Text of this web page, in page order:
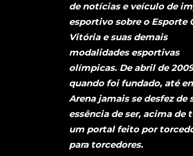
de notícias e veículo de
esportivo sobre o Esporte
Vitória e suas demais
modalidades esportivas
olímpicas. De abril de
quando foi fundado, até
Arena jamais se desfez de
essência de ser, acima de
um portal feito por
para torcedores.